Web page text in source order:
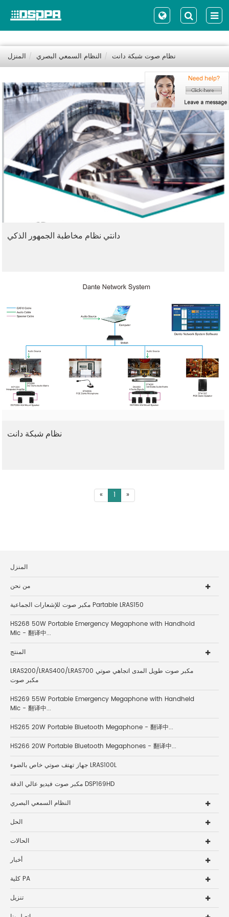
المنزل النظام السمعي البصري نظام صوت شبكة دانت
دانتي نظام مخاطبة الجمهور الذكي
نظام شبكة دانت
« 1 »
المنزل
من نحن
مكبر صوت للإشعارات الجماعية Partable LRAS150
HS268 50W Portable Emergency Megaphone with Handhold
Mic - 翻译中...
المنتج
LRAS200/LRAS400/LRAS700 مكبر صوت طويل المدى اتجاهي صوتي
مكبر صوت
HS269 55W Portable Emergency Megaphone with Handheld
Mic - 翻译中...
HS265 20W Portable Bluetooth Megaphone - 翻译中...
HS266 20W Portable Bluetooth Megaphones - 翻译中...
جهاز تهتف صوتي خاص بالضوء LRAS100L
مكبر صوت فيديو عالي الدقة DSP169HD
النظام السمعي البصري
الحل
الحالات
أخبار
كلية PA
تنزيل